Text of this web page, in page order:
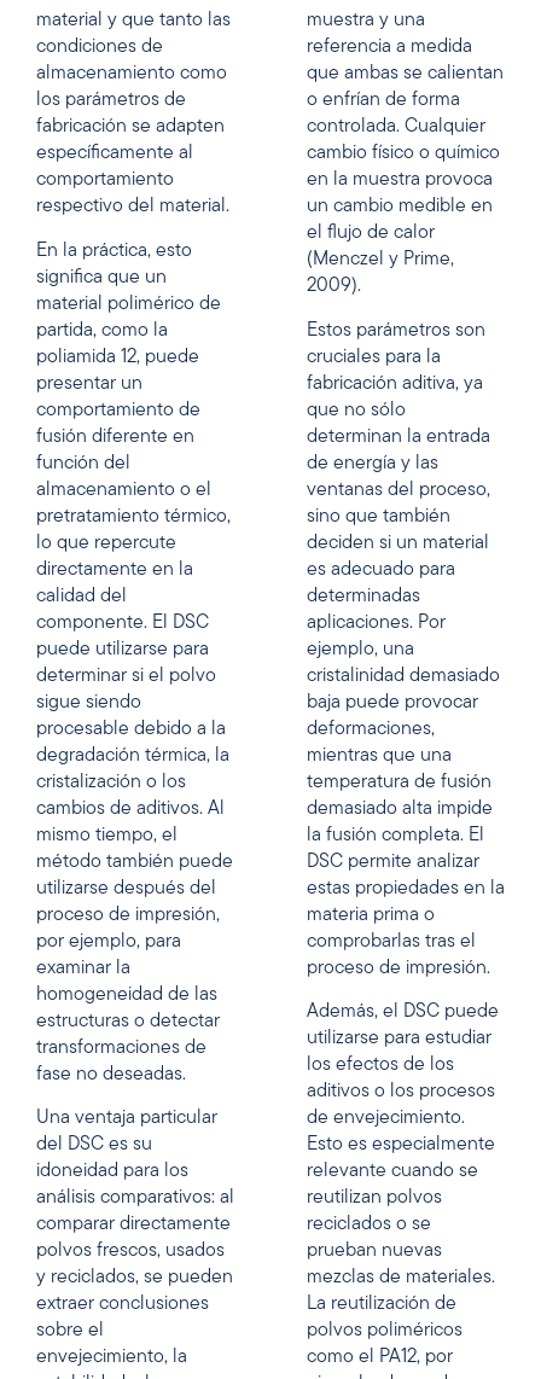
material y que tanto las
condiciones de
almacenamiento como
los parámetros de
fabricación se adapten
específicamente al
comportamiento
respectivo del material.
En la práctica, esto
significa que un
material polimérico de
partida, como la
poliamida 12, puede
presentar un
comportamiento de
fusión diferente en
función del
almacenamiento o el
pretratamiento térmico,
lo que repercute
directamente en la
calidad del
componente. El DSC
puede utilizarse para
determinar si el polvo
sigue siendo
procesable debido a la
degradación térmica, la
cristalización o los
cambios de aditivos. Al
mismo tiempo, el
método también puede
utilizarse después del
proceso de impresión,
por ejemplo, para
examinar la
homogeneidad de las
estructuras o detectar
transformaciones de
fase no deseadas.
Una ventaja particular
del DSC es su
idoneidad para los
análisis comparativos: al
comparar directamente
polvos frescos, usados
y reciclados, se pueden
extraer conclusiones
sobre el
envejecimiento, la
muestra y una
referencia a medida
que ambas se calientan
o enfrían de forma
controlada. Cualquier
cambio físico o químico
en la muestra provoca
un cambio medible en
el flujo de calor
(Menczel y Prime,
2009).
Estos parámetros son
cruciales para la
fabricación aditiva, ya
que no sólo
determinan la entrada
de energía y las
ventanas del proceso,
sino que también
deciden si un material
es adecuado para
determinadas
aplicaciones. Por
ejemplo, una
cristalinidad demasiado
baja puede provocar
deformaciones,
mientras que una
temperatura de fusión
demasiado alta impide
la fusión completa. El
DSC permite analizar
estas propiedades en la
materia prima o
comprobarlas tras el
proceso de impresión.
Además, el DSC puede
utilizarse para estudiar
los efectos de los
aditivos o los procesos
de envejecimiento.
Esto es especialmente
relevante cuando se
reutilizan polvos
reciclados o se
prueban nuevas
mezclas de materiales.
La reutilización de
polvos poliméricos
como el PA12, por